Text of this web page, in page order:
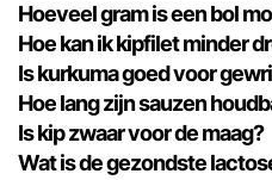
Hoeveel gram is een bol
Hoe kan ik kipfilet minder
Is kurkuma goed voor
Hoe lang zijn sauzen
Is kip zwaar voor de maag?
Wat is de gezondste